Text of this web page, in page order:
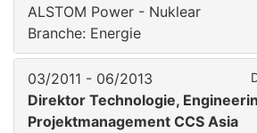
ALSTOM Power - Nuklear
Branche: Energie
03/2011 - 06/2013
Direktor Technologie,
Projektmanagement CCS Asia